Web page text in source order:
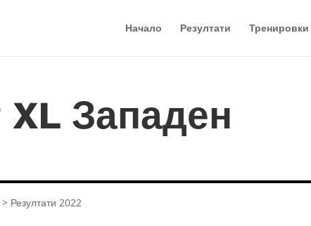
Начало Резултати Тренировки
XL Западен
> Резултати 2022